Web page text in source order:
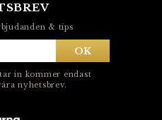
& tips
OK
in kommer endast
nyhetsbrev.